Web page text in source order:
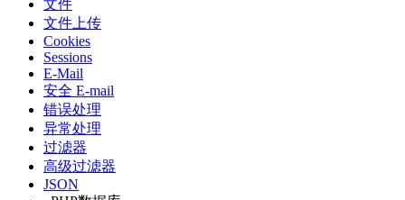
文件
文件上传
Cookies
Sessions
E-Mail
安全 E-mail
错误处理
异常处理
过滤器
高级过滤器
JSON